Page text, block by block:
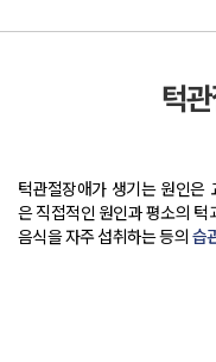
턱
턱관절장애가 생기는 원인은
은 직접적인 원인과 평소의 턱
음식을 자주 섭취하는 등의 습